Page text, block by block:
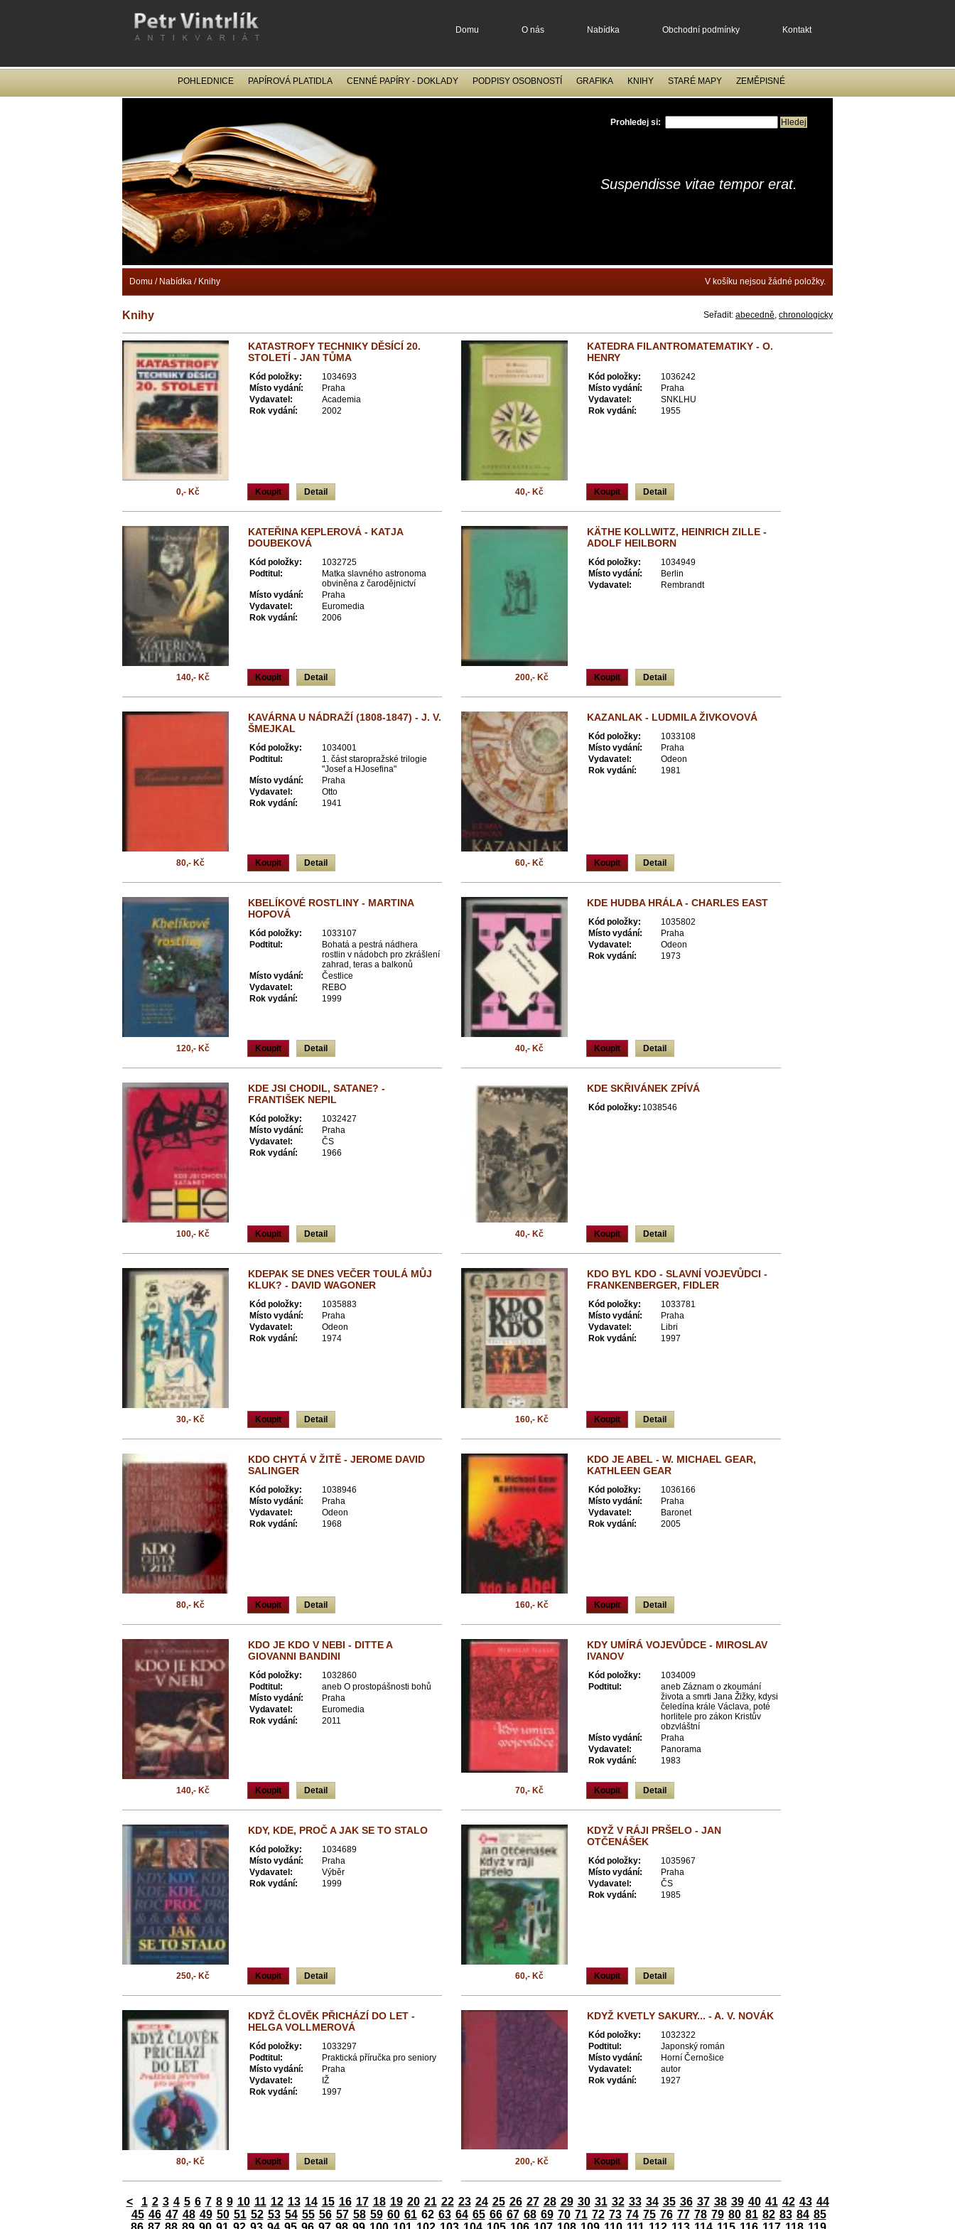
Knihy Seřadit: abecedně, chronologicky
KATASTROFY TECHNIKY DĚSÍCÍ 20.
STOLETÍ - JAN TŮMA
Kód položky:
1034693
Místo vydání:
Praha
Vydavatel:
Academia
Rok vydání:
2002
Koupit Detail
0,- Kč
KATEDRA FILANTROMATEMATIKY - O.
HENRY
Kód položky:
1036242
Místo vydání:
Praha
Vydavatel:
SNKLHU
Rok vydání:
1955
Koupit Detail
40,- Kč
KATEŘINA KEPLEROVÁ - KATJA
DOUBEKOVÁ
Kód položky:
1032725
Podtitul:
Matka slavného astronoma
obviněna z čarodějnictví
Místo vydání:
Praha
Vydavatel:
Euromedia
Rok vydání:
2006
Koupit Detail
140,- Kč
KÄTHE KOLLWITZ, HEINRICH ZILLE -
ADOLF HEILBORN
Kód položky:
1034949
Místo vydání:
Berlin
Vydavatel:
Rembrandt
Koupit Detail
200,- Kč
KAVÁRNA U NÁDRAŽÍ (1808-1847) - J. V.
ŠMEJKAL
Kód položky:
1034001
Podtitul:
1. část staropražské trilogie
"Josef a HJosefina"
Místo vydání:
Praha
Vydavatel:
Otto
Rok vydání:
1941
Koupit Detail
80,- Kč
KAZANLAK - LUDMILA ŽIVKOVOVÁ
Kód položky:
1033108
Místo vydání:
Praha
Vydavatel:
Odeon
Rok vydání:
1981
Koupit Detail
60,- Kč
KBELÍKOVÉ ROSTLINY - MARTINA
HOPOVÁ
Kód položky:
1033107
Podtitul:
Bohatá a pestrá nádhera
rostlin v nádobch pro zkrášlení
zahrad, teras a balkonů
Místo vydání:
Čestlice
Vydavatel:
REBO
Rok vydání:
1999
Koupit Detail
120,- Kč
KDE HUDBA HRÁLA - CHARLES EAST
Kód položky:
1035802
Místo vydání:
Praha
Vydavatel:
Odeon
Rok vydání:
1973
Koupit Detail
40,- Kč
KDE JSI CHODIL, SATANE? -
FRANTIŠEK NEPIL
Kód položky:
1032427
Místo vydání:
Praha
Vydavatel:
ČS
Rok vydání:
1966
Koupit Detail
100,- Kč
KDE SKŘIVÁNEK ZPÍVÁ
Kód položky: 1038546
Koupit Detail
40,- Kč
KDEPAK SE DNES VEČER TOULÁ MŮJ
KLUK? - DAVID WAGONER
Kód položky:
1035883
Místo vydání:
Praha
Vydavatel:
Odeon
Rok vydání:
1974
Koupit Detail
30,- Kč
KDO BYL KDO - SLAVNÍ VOJEVŮDCI -
FRANKENBERGER, FIDLER
Kód položky:
1033781
Místo vydání:
Praha
Vydavatel:
Libri
Rok vydání:
1997
Koupit Detail
160,- Kč
KDO CHYTÁ V ŽITĚ - JEROME DAVID
SALINGER
Kód položky:
1038946
Místo vydání:
Praha
Vydavatel:
Odeon
Rok vydání:
1968
Koupit Detail
80,- Kč
KDO JE ABEL - W. MICHAEL GEAR,
KATHLEEN GEAR
Kód položky:
1036166
Místo vydání:
Praha
Vydavatel:
Baronet
Rok vydání:
2005
Koupit Detail
160,- Kč
KDO JE KDO V NEBI - DITTE A
GIOVANNI BANDINI
Kód položky:
1032860
Podtitul:
aneb O prostopášnosti bohů
Místo vydání:
Praha
Vydavatel:
Euromedia
Rok vydání:
2011
Koupit Detail
140,- Kč
KDY UMÍRÁ VOJEVŮDCE - MIROSLAV
IVANOV
Kód položky:
1034009
Podtitul:
aneb Záznam o zkoumání
života a smrti Jana Žižky, kdysi
čeledína krále Václava, poté
horlitele pro zákon Kristův
obzvláštní
Místo vydání:
Praha
Vydavatel:
Panorama
Rok vydání:
1983
Koupit Detail
70,- Kč
KDY, KDE, PROČ A JAK SE TO STALO
Kód položky:
1034689
Místo vydání:
Praha
Vydavatel:
Výběr
Rok vydání:
1999
Koupit Detail
250,- Kč
KDYŽ V RÁJI PRŠELO - JAN
OTČENÁŠEK
Kód položky:
1035967
Místo vydání:
Praha
Vydavatel:
ČS
Rok vydání:
1985
Koupit Detail
60,- Kč
KDYŽ ČLOVĚK PŘICHÁZÍ DO LET -
HELGA VOLLMEROVÁ
Kód položky:
1033297
Podtitul:
Praktická příručka pro seniory
Místo vydání:
Praha
Vydavatel:
IŽ
Rok vydání:
1997
Koupit Detail
80,- Kč
KDYŽ KVETLY SAKURY... - A. V. NOVÁK
Kód položky:
1032322
Podtitul:
Japonský román
Místo vydání:
Horní Černošice
Vydavatel:
autor
Rok vydání:
1927
Koupit Detail
200,- Kč
< 1 2 3 4 5 6 7 8 9 10 11 12 13 14 15 16 17 18 19 20 21 22 23 24 25 26 27 28 29 30 31 32 33 34 35 36 37 38 39 40 41 42 43 44
45 46 47 48 49 50 51 52 53 54 55 56 57 58 59 60 61 62 63 64 65 66 67 68 69 70 71 72 73 74 75 76 77 78 79 80 81 82 83 84 85
Domu O nás Nabídka Obchodní podmínky Kontakt
POHLEDNICE PAPÍROVÁ PLATIDLA CENNÉ PAPÍRY - DOKLADY PODPISY OSOBNOSTÍ GRAFIKA KNIHY STARÉ MAPY ZEMĚPISNÉ
Suspendisse vitae tempor erat.
Prohledej si:
V košíku nejsou žádné položky.
Domu / Nabídka / Knihy